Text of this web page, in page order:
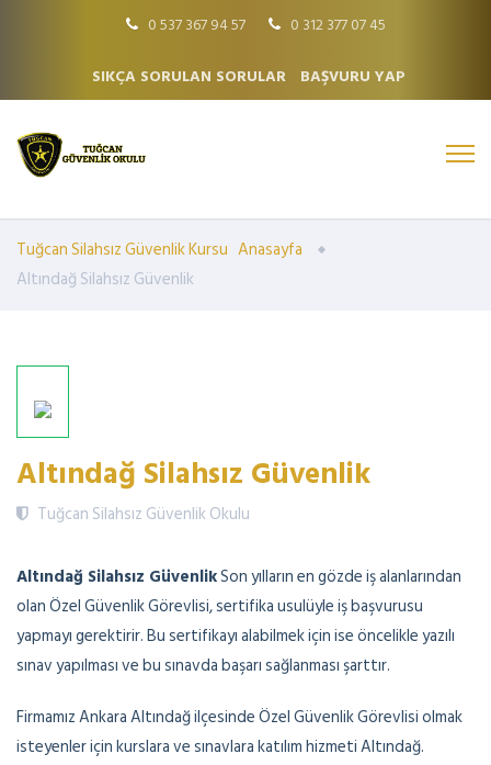
0 537 367 94 57 0 312 377 07 45
SIKÇA SORULAN SORULAR BAŞVURU YAP
Tuğcan Silahsız Güvenlik Kursu Anasayfa
Altındağ Silahsız Güvenlik
Altındağ Silahsız Güvenlik
Tuğcan Silahsız Güvenlik Okulu
Altındağ Silahsız GüvenlikSon yılların en gözde iş alanlarından
olan Özel Güvenlik Görevlisi, sertifika usulüyle iş başvurusu
yapmayı gerektirir. Bu sertifikayı alabilmek için ise öncelikle yazılı
sınav yapılması ve bu sınavda başarı sağlanması şarttır.
Firmamız Ankara Altındağ ilçesinde Özel Güvenlik Görevlisi olmak
isteyenler için kurslara ve sınavlara katılım hizmeti Altındağ.